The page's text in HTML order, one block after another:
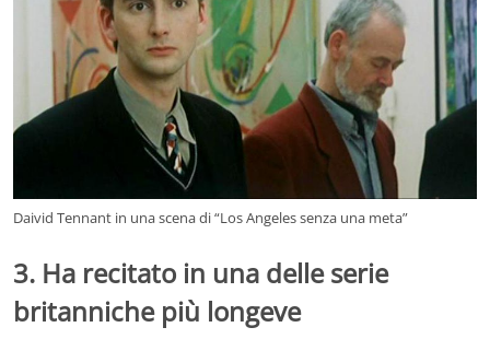
Daivid Tennant in una scena di “Los Angeles senza una meta”
3. Ha recitato in una delle serie
britanniche più longeve